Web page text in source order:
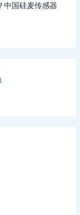
中国硅麦传感器